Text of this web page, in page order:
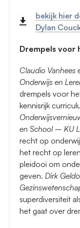
bekijk hier
Dylan
Drempels voor
Claudio Vanhees
Onderwijs en
drempels voor
kennisrijk
en School – KU
recht op
het recht op
pleidooi om
geven. Dirk
superdiversiteit
het gaat over